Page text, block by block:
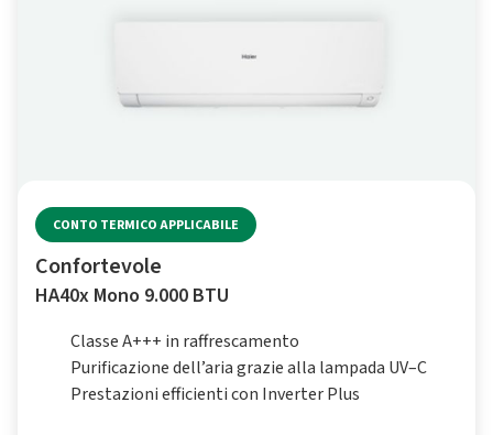
CONTO TERMICO APPLICABILE
Confortevole
HA40x Mono 9.000 BTU
Classe A+++ in raffrescamento
Purificazione dell’aria grazie alla lampada UV–C
Prestazioni efficienti con Inverter Plus